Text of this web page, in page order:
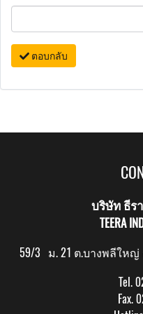
ตอบกลับ
บริษัท ธีร
TEERA
59/3 ม. 21 ต.บางพลีใหญ่
Tel.
Fax.